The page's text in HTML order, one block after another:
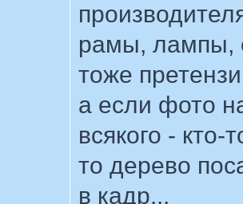
рамы, лампы,
тоже
а если фото
всякого - кто-
то дерево
в кадр...